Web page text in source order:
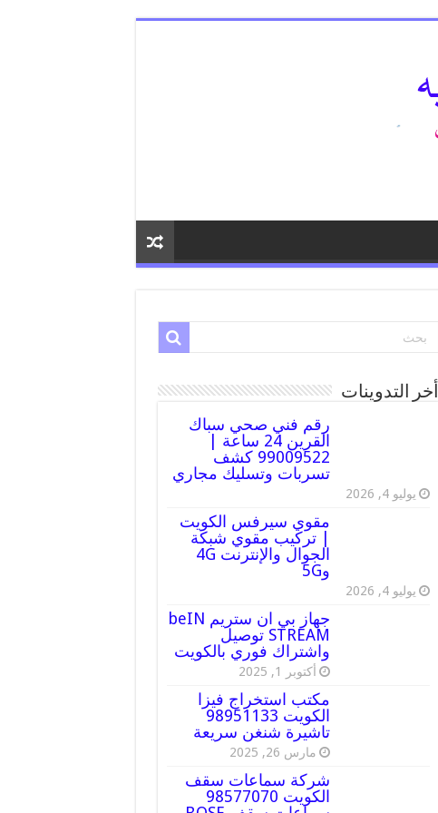
أخر التدوينات
رقم فني صحي سباك
القرين 24 ساعة |
99009522 كشف
تسربات وتسليك مجاري
يوليو 4, 2026
مقوي سيرفس الكويت
| تركيب مقوي شبكة
الجوال والإنترنت 4G
و5G
يوليو 4, 2026
جهاز بي ان ستريم beIN
STREAM توصيل
واشتراك فوري بالكويت
أكتوبر 1, 2025
مكتب استخراج فيزا
الكويت 98951133
تاشيرة شنغن سريعة
مارس 26, 2025
شركة سماعات سقف
الكويت 98577070